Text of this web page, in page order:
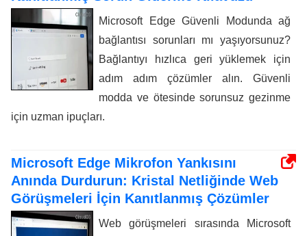
Microsoft Edge Güvenli Modunda ağ
bağlantısı sorunları mı yaşıyorsunuz?
Bağlantıyı hızlıca geri yüklemek için
adım adım çözümler alın. Güvenli
modda ve ötesinde sorunsuz gezinme
için uzman ipuçları.
Microsoft Edge Mikrofon Yankısını
Anında Durdurun: Kristal Netliğinde Web
Görüşmeleri İçin Kanıtlanmış Çözümler
Web görüşmeleri sırasında Microsoft